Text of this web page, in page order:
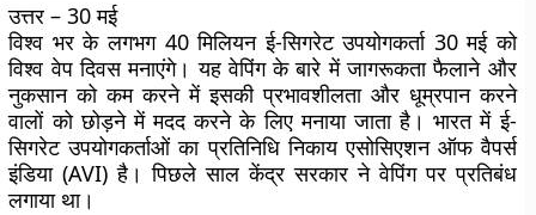
उत्तर – 30 मई
विश्व भर के लगभग 40 मिलियन ई-सिगरेट उपयोगकर्ता 30 मई को
विश्व वेप दिवस मनाएंगे। यह वेपिंग के बारे में जागरूकता फैलाने और
नुकसान को कम करने में इसकी प्रभावशीलता और धूम्रपान करने
वालों को छोड़ने में मदद करने के लिए मनाया जाता है। भारत में ई-
सिगरेट उपयोगकर्ताओं का प्रतिनिधि निकाय एसोसिएशन ऑफ वैपर्स
इंडिया (AVI) है। पिछले साल केंद्र सरकार ने वेपिंग पर प्रतिबंध
लगाया था।